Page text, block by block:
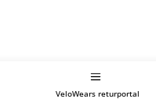
VeloWears returportal